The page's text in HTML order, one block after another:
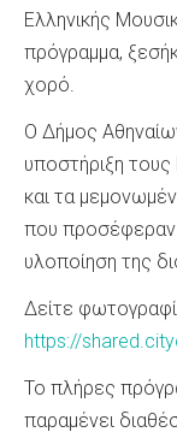
Ελληνικής
πρόγραμμα,
χορό.
Ο Δήμος
υποστήριξη
και τα
που προσέφεραν
υλοποίηση της
Δείτε
https://
Το πλήρες
παραμένει